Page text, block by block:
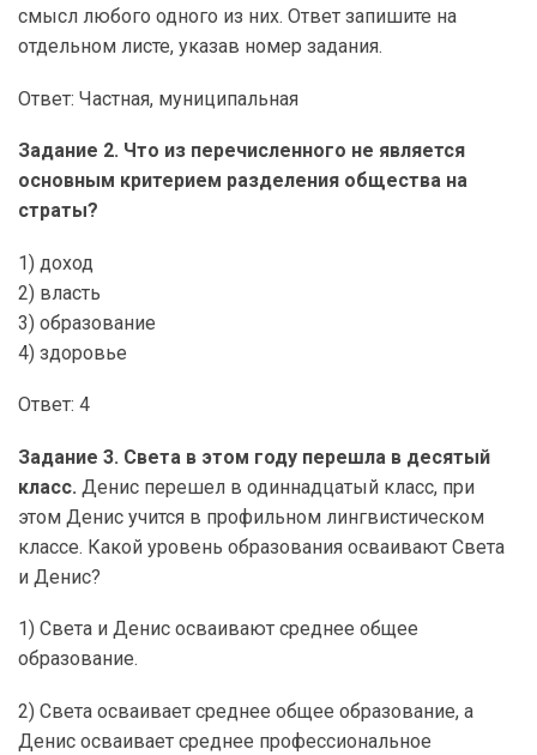
смысл любого одного из них. Ответ запишите на
отдельном листе, указав номер задания.
Ответ: Частная, муниципальная
Задание 2. Что из перечисленного не является
основным критерием разделения общества на
страты?
1) доход
2) власть
3) образование
4) здоровье
Ответ: 4
Задание 3. Света в этом году перешла в десятый
класс. Денис перешел в одиннадцатый класс, при
этом Денис учится в профильном лингвистическом
классе. Какой уровень образования осваивают Света
и Денис?
1) Света и Денис осваивают среднее общее
образование.
2) Света осваивает среднее общее образование, а
Денис осваивает среднее профессиональное